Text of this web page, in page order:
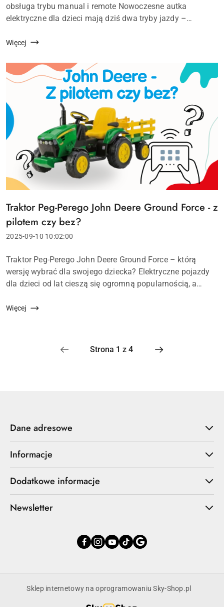
artykułu:
obsługa trybu manual i remote Nowoczesne autka
elektryczne dla dzieci mają dziś dwa tryby jazdy –
samodzielnie, oraz zdalny (remote), gdy samochodz...
Więcej
Tytuł
artykułu:
Traktor Peg-Perego John Deere Ground Force - z
pilotem czy bez?
Data
2025-09-10 10:02:00
Treść
artykułu:
Traktor Peg-Perego John Deere Ground Force – którą
wersję wybrać dla swojego dziecka? Elektryczne pojazdy
dla dzieci od lat cieszą się ogromną popularnością, a
John Deere Ground Force &n...
Więcej
Dane adresowe
Informacje
Dodatkowe informacje
Newsletter
Sklep internetowy na oprogramowaniu Sky-Shop.pl